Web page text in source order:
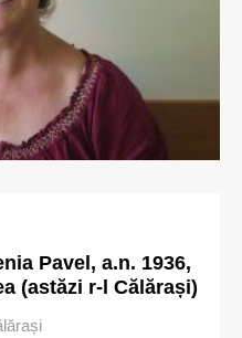
Pavel, a.n. 1936,
(astăzi r-l Călărași)